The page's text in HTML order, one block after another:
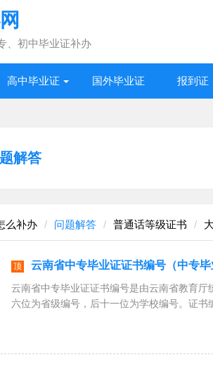
、初中毕业证补办
高中毕业证 国外毕业证 报到证
解答
么补办 问题解答 普通话等级证书
顶 云南省中专毕业证证书编号（中专毕
云南省中专毕业证证书编号是由云南省教育
六位为省级编号，后十一位为学校编号。证